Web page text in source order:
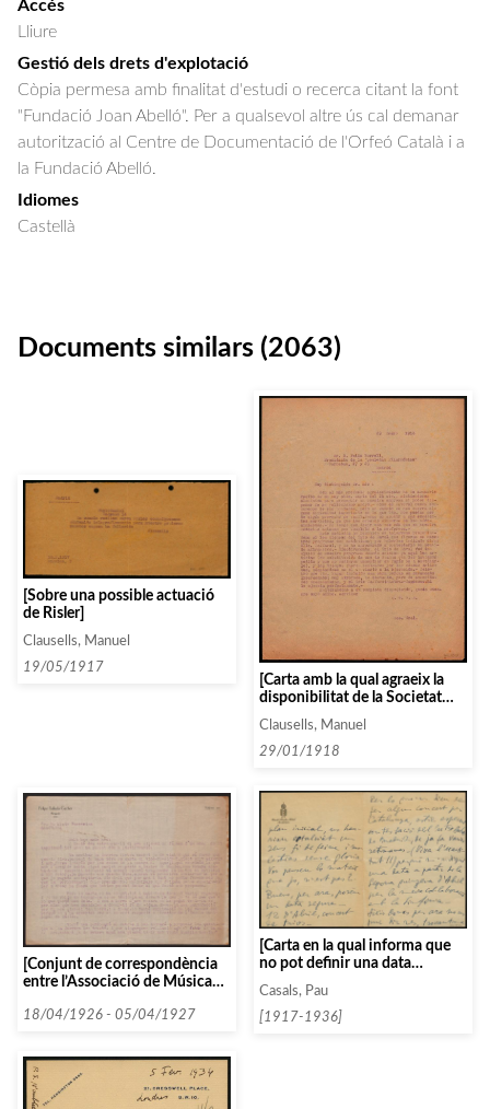
Accés
Lliure
Gestió dels drets d'explotació
Còpia permesa amb finalitat d'estudi o recerca citant la font
"Fundació Joan Abelló". Per a qualsevol altre ús cal demanar
autorització al Centre de Documentació de l'Orfeó Català i a
la Fundació Abelló.
Idiomes
Castellà
Documents similars (2063)
[Sobre una possible actuació
de Risler]
Clausells, Manuel
19/05/1917
[Carta amb la qual agraeix la
disponibilitat de la Societat
dubtes sobre els programes]
Clausells, Manuel
29/01/1918
[Conjunt de correspondència
entre l’Associació de Música
Música de Tortosa]
18/04/1926 - 05/04/1927
[Carta en la qual informa que
no pot definir una data
de Madrid. Concreta altres
concerts, un d’ells a l’Íntima]
Casals, Pau
[1917-1936]